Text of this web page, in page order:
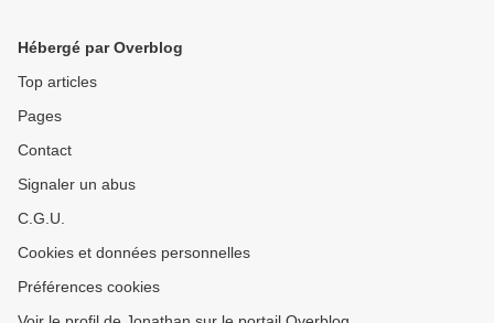
Hébergé par Overblog
Top articles
Pages
Contact
Signaler un abus
C.G.U.
Cookies et données personnelles
Préférences cookies